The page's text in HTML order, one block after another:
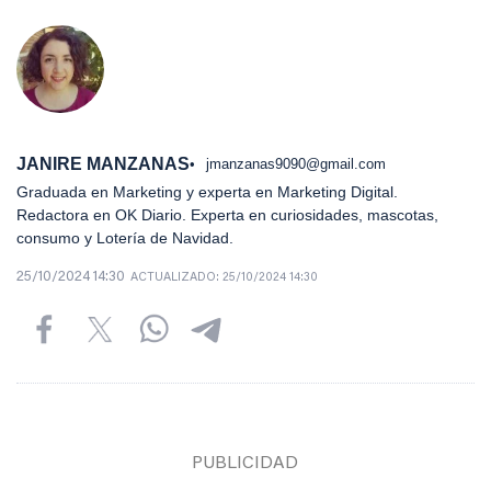
JANIRE MANZANAS jmanzanas9090@gmail.com
Graduada en Marketing y experta en Marketing Digital.
Redactora en OK Diario. Experta en curiosidades, mascotas,
consumo y Lotería de Navidad.
25/10/2024 14:30 ACTUALIZADO: 25/10/2024 14:30